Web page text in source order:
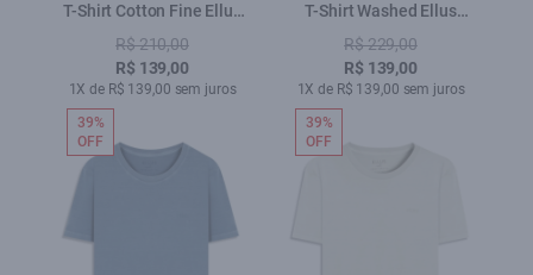
T-Shirt Cotton Fine Ellus
Duocolor Classic Mc Azul
Jeans
R$ 210,00
R$ 139,00
1X de R$ 139,00 sem juros
T-Shirt Washed Ellus
Gothic Gelo
R$ 229,00
R$ 139,00
1X de R$ 139,00 sem juros
39%
OFF
39%
OFF